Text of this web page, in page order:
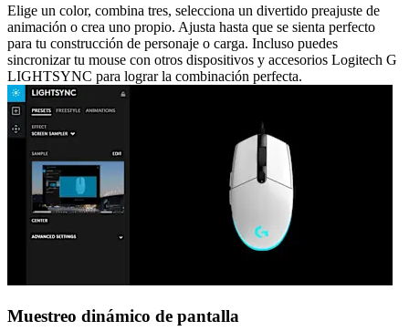
Elige un color, combina tres, selecciona un divertido preajuste de
animación o crea uno propio. Ajusta hasta que se sienta perfecto
para tu construcción de personaje o carga. Incluso puedes
sincronizar tu mouse con otros dispositivos y accesorios Logitech G
LIGHTSYNC para lograr la combinación perfecta.
Muestreo dinámico de pantalla